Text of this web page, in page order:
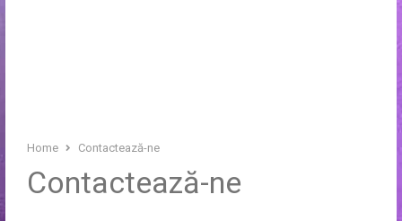
Home Contactează-ne
Contactează-ne